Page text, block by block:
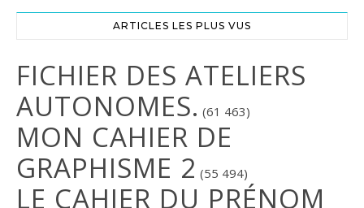
ARTICLES LES PLUS VUS
FICHIER DES ATELIERS
AUTONOMES. (61 463)
MON CAHIER DE
GRAPHISME 2 (55 494)
LE CAHIER DU PRÉNOM